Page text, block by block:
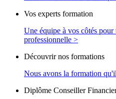
Vos experts formation
Une équipe à vos côtés
professionnelle >
Découvrir nos formations
Nous avons la formation
Diplôme Conseiller